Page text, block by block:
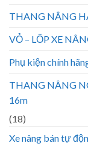
THANG NÂNG
VỎ – LỐP XE
Phụ kiện chính
THANG NÂNG
16m
(18)
Xe nâng bán tự